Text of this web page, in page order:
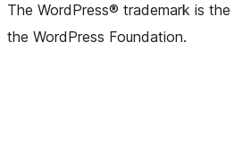
The WordPress® trademark is
the WordPress Foundation.